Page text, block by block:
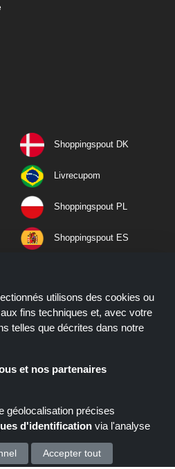
Shoppingspout DK
Livrecupom
Shoppingspout PL
Shoppingspout ES
Shoppingspout NO
utilisons des cookies ou
fins techniques et, avec votre
telles que décrites dans notre
et nos partenaires
géolocalisation précises
d'identification via l'analyse
des informations sur un appareil
Accepter tout